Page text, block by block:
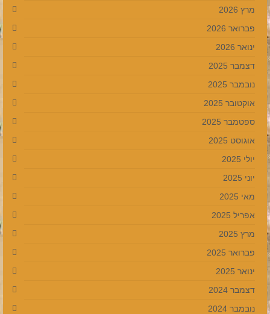
מרץ 2026
פברואר 2026
ינואר 2026
דצמבר 2025
נובמבר 2025
אוקטובר 2025
ספטמבר 2025
אוגוסט 2025
יולי 2025
יוני 2025
מאי 2025
אפריל 2025
מרץ 2025
פברואר 2025
ינואר 2025
דצמבר 2024
נובמבר 2024